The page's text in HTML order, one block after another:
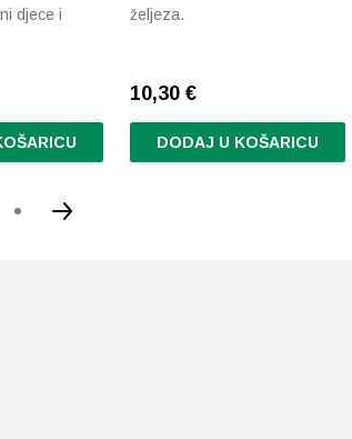
djece i
željeza.
10,30€
DODAJ U KOŠARICU